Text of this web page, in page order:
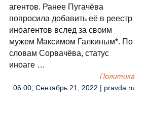
агентов. Ранее Пугачёва
попросила добавить её в реестр
иноагентов вслед за своим
мужем Максимом Галкиным*. По
словам Сорвачёва, статус
иноаге …
Политика
06:00, Сентябрь 21, 2022 | pravda.ru